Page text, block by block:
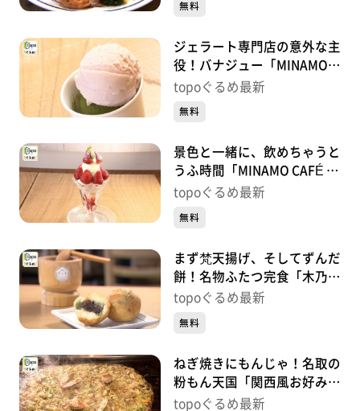
め】
無料
ジェラート専門店の意外な主
役！バナジュー「MINAMO
GELATO」（名取市閖上中
topoぐるめ最新
無料
景色と一緒に、飲めちゃうと
うふ時間「MINAMO CAFÉ by
yuriage」（名取市閖上中
topoぐるめ最新
無料
まず梵天揚げ、そしてずんだ
餅！名物ふたつ完食「木乃
幡･別品館」（名取市閖上中
topoぐるめ最新
無料
ねぎ焼きにもんじゃ！名取の
粉もん天国「関西風お好み焼
き 田よし」（名取市大手
topoぐるめ最新